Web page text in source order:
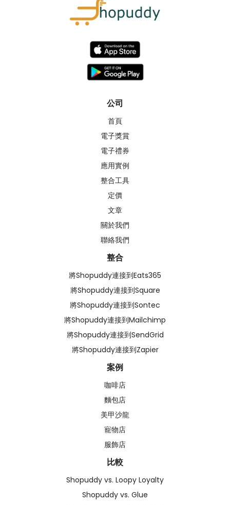
公司
首頁
電子獎賞
電子禮券
應用實例
整合工具
定價
文章
關於我們
聯絡我們
整合
將Shopuddy連接到Eats365
將Shopuddy連接到Square
將Shopuddy連接到Sontec
將Shopuddy連接到Mailchimp
將Shopuddy連接到SendGrid
將Shopuddy連接到Zapier
案例
咖啡店
麵包店
美甲沙龍
寵物店
服飾店
比較
Shopuddy vs. Loopy Loyalty
Shopuddy vs. Glue